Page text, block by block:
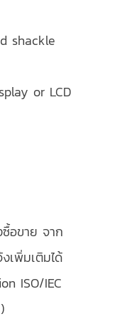
shackle
or LCD
อขาย จาก
เพิ่มเติมได้
ISO/IEC